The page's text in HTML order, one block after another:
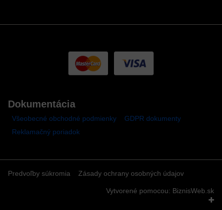
Dokumentácia
Všeobecné obchodné podmienky
GDPR dokumenty
Reklamačný poriadok
Predvoľby súkromia Zásady ochrany osobných údajov
Vytvorené pomocou: BiznisWeb.sk